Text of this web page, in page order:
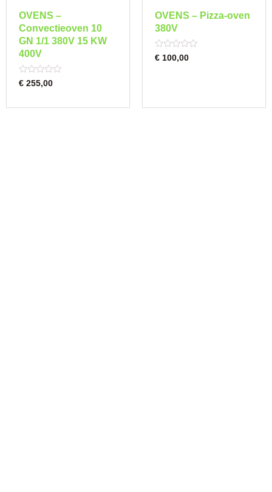
OVENS –
Convectieoven 10
GN 1/1 380V 15 KW
400V
Rated
0
€ 255,00
OVENS – Pizza-oven
380V
Rated
0
€ 100,00